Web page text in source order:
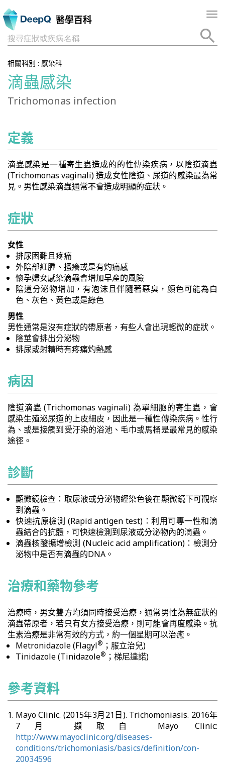
醫學百科
搜尋症狀或疾病名稱
相關科別 : 感染科
滴蟲感染
Trichomonas infection
定義
滴蟲感染是一種寄生蟲造成的的性傳染疾病，以陰道滴蟲
(Trichomonas vaginali) 造成女性陰道、尿道的感染最為常
見。男性感染滴蟲通常不會造成明顯的症狀。
症狀
女性
排尿困難且疼痛
外陰部紅腫、搔癢或是有灼痛感
懷孕婦女感染滴蟲會增加早產的風險
陰道分泌物增加，有泡沫且伴隨著惡臭，顏色可能為白
色、灰色、黃色或是綠色
男性
男性通常是沒有症狀的帶原者，有些人會出現輕微的症狀。
陰莖會排出分泌物
排尿或射精時有疼痛灼熱感
病因
陰道滴蟲 (Trichomonas vaginali) 為單細胞的寄生蟲，會
感染生殖泌尿道的上皮細皮，因此是一種性傳染疾病。性行
為、或是接觸到受汙染的浴池、毛巾或馬桶是最常見的感染
途徑。
診斷
顯微鏡檢查：取尿液或分泌物經染色後在顯微鏡下可觀察
到滴蟲。
快速抗原檢測 (Rapid antigen test)：利用可專一性和滴
蟲結合的抗體，可快速檢測到尿液或分泌物內的滴蟲。
滴蟲核酸擴增檢測 (Nucleic acid amplification)：檢測分
泌物中是否有滴蟲的DNA。
治療和藥物參考
治療時，男女雙方均須同時接受治療，通常男性為無症狀的
滴蟲帶原者，若只有女方接受治療，則可能會再度感染。抗
生素治療是非常有效的方式，約一個星期可以治癒。
Metronidazole (Flagyl® ；服立治兒)
Tinidazole (Tinidazole® ；梯尼達諾)
參考資料
Mayo Clinic. (2015年3月21日). Trichomoniasis. 2016年
7月 擷取自 Mayo Clinic:
http://www.mayoclinic.org/diseases-
conditions/trichomoniasis/basics/definition/con-
20034596